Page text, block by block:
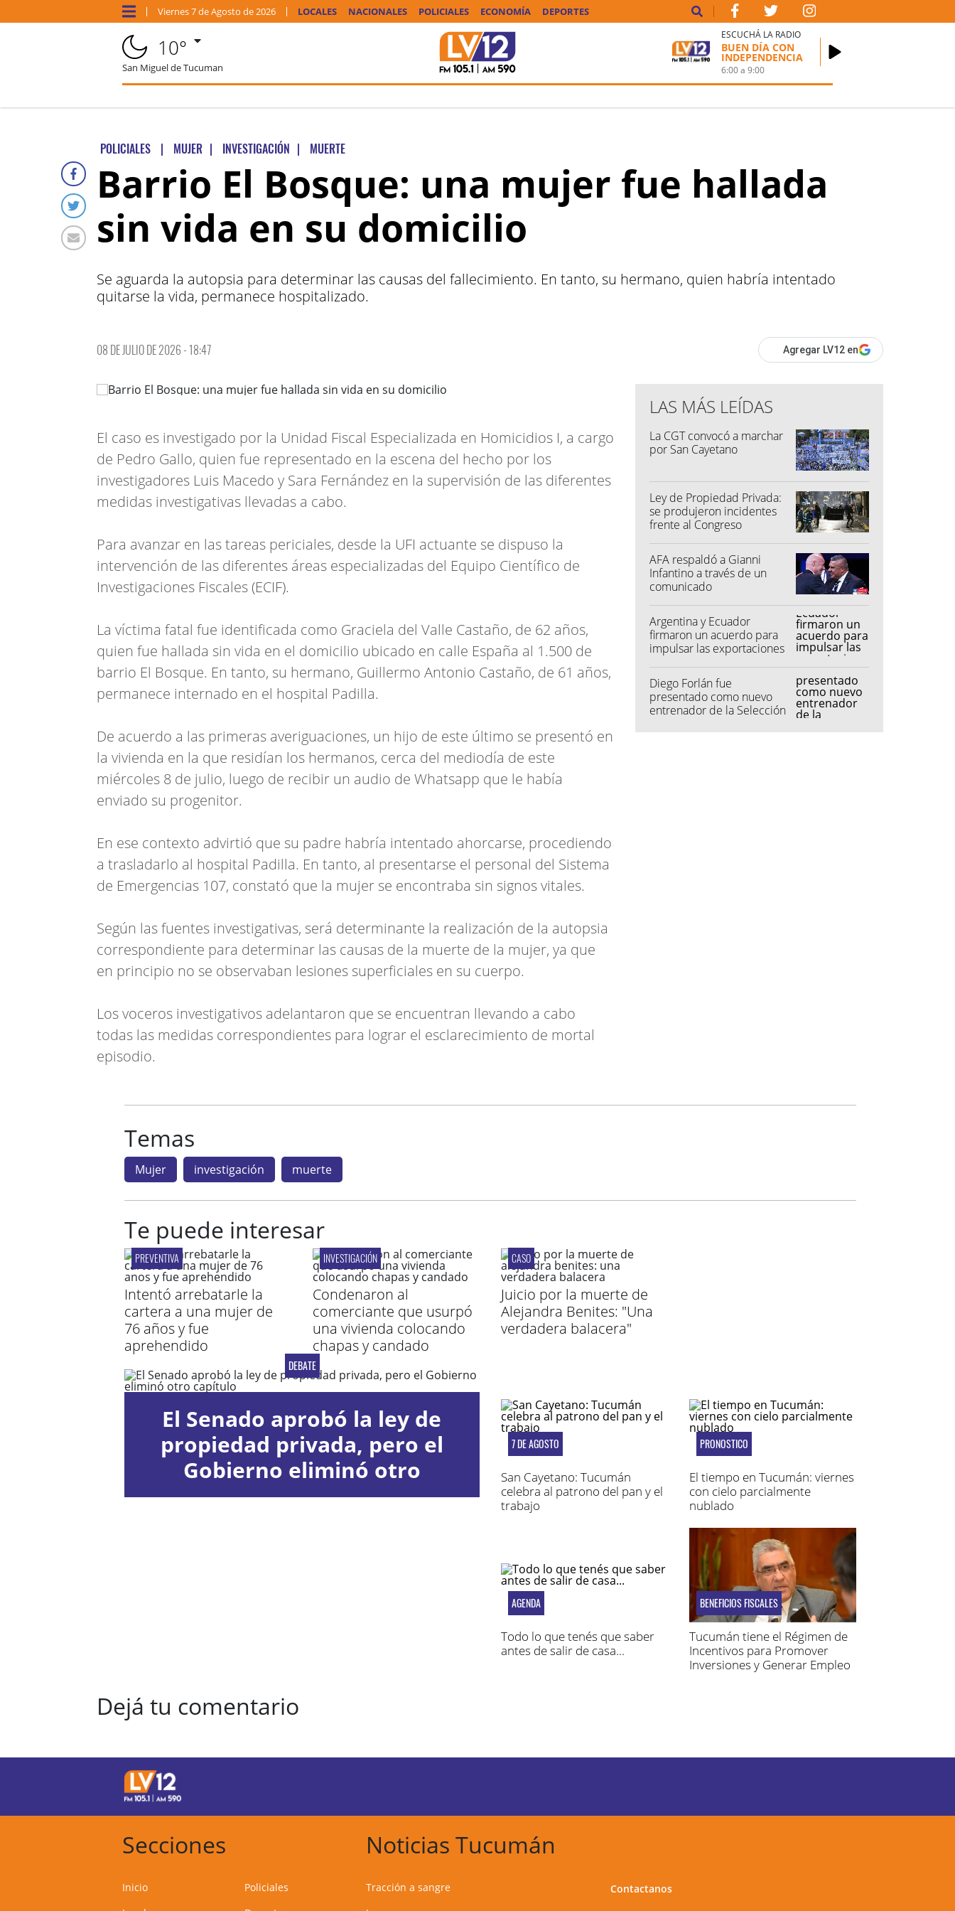
Viernes7 deAgosto de 2026 LOCALES NACIONALES POLICIALES ECONOMÍA DEPORTES
10°
San Miguel de Tucuman
ESCUCHÁ LA RADIO
BUEN DÍA CON
INDEPENDENCIA
6:00a9:00
POLICIALES | MUJER | INVESTIGACIÓN | MUERTE
Barrio El Bosque: una mujer fue hallada
sin vida en su domicilio
Se aguarda la autopsia para determinar las causas del fallecimiento. En tanto, su hermano, quien habría intentado
quitarse la vida, permanece hospitalizado.
08 DE JULIO DE 2026 - 18:47 Agregar LV12 en
El caso es investigado por la Unidad Fiscal Especializada en Homicidios I, a cargo
de Pedro Gallo, quien fue representado en la escena del hecho por los
investigadores Luis Macedo y Sara Fernández en la supervisión de las diferentes
medidas investigativas llevadas a cabo.
Para avanzar en las tareas periciales, desde la UFI actuante se dispuso la
intervención de las diferentes áreas especializadas del Equipo Científico de
Investigaciones Fiscales (ECIF).
La víctima fatal fue identificada como Graciela del Valle Castaño, de 62 años,
quien fue hallada sin vida en el domicilio ubicado en calle España al 1.500 de
barrio El Bosque. En tanto, su hermano, Guillermo Antonio Castaño, de 61 años,
permanece internado en el hospital Padilla.
De acuerdo a las primeras averiguaciones, un hijo de este último se presentó en
la vivienda en la que residían los hermanos, cerca del mediodía de este
miércoles 8 de julio, luego de recibir un audio de Whatsapp que le había
enviado su progenitor.
En ese contexto advirtió que su padre habría intentado ahorcarse, procediendo
a trasladarlo al hospital Padilla. En tanto, al presentarse el personal del Sistema
de Emergencias 107, constató que la mujer se encontraba sin signos vitales.
Según las fuentes investigativas, será determinante la realización de la autopsia
correspondiente para determinar las causas de la muerte de la mujer, ya que
en principio no se observaban lesiones superficiales en su cuerpo.
Los voceros investigativos adelantaron que se encuentran llevando a cabo
todas las medidas correspondientes para lograr el esclarecimiento de mortal
episodio.
LAS MÁS LEÍDAS
La CGT convocó a marchar
por San Cayetano
Ley de Propiedad Privada:
se produjeron incidentes
frente al Congreso
AFA respaldó a Gianni
Infantino a través de un
comunicado
Argentina y Ecuador
firmaron un acuerdo para
impulsar las exportaciones
Diego Forlán fue
presentado como nuevo
entrenador de la Selección
Temas
Mujer investigación muerte
Te puede interesar
PREVENTIVA
Intentó arrebatarle la
cartera a una mujer de
76 años y fue
aprehendido
INVESTIGACIÓN
Condenaron al
comerciante que usurpó
una vivienda colocando
chapas y candado
CASO
Juicio por la muerte de
Alejandra Benites: "Una
verdadera balacera"
DEBATE
El Senado aprobó la ley de
propiedad privada, pero el
Gobierno eliminó otro
capítulo
7 DE AGOSTO
San Cayetano: Tucumán
celebra al patrono del pan y el
trabajo
PRONOSTICO
El tiempo en Tucumán: viernes
con cielo parcialmente
nublado
AGENDA
Todo lo que tenés que saber
antes de salir de casa...
BENEFICIOS FISCALES
Tucumán tiene el Régimen de
Incentivos para Promover
Inversiones y Generar Empleo
Dejá tu comentario
Secciones
Inicio
Policiales
Noticias Tucumán
Tracción a sangre
Contactanos